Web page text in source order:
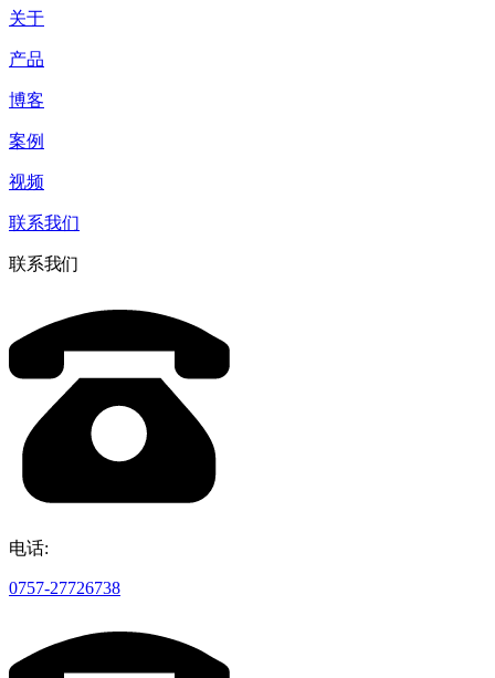
关于
产品
博客
案例
视频
联系我们
联系我们
电话:
0757-27726738